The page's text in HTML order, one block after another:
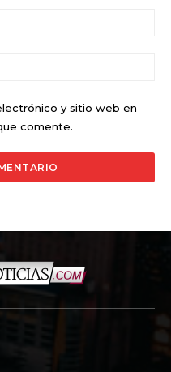
y sitio web en
comente.